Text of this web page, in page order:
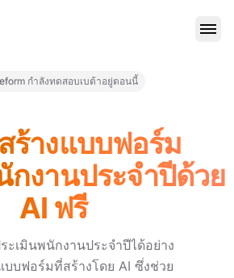
กำลังทดสอบเบต้าอยู่ตอนนี้
ร้างแบบฟอร์ม
กงานประจำปีด้วย
AI ฟรี
ะเมินพนักงานประจำปีได้อย่าง
บบฟอร์มที่สร้างโดย AI ซึ่งช่วย